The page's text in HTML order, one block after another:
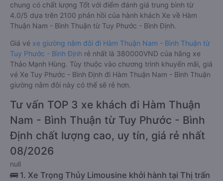
chung có chất lượng Tốt với điểm đánh giá trung bình từ
4.0/5 dựa trên 2100 phản hồi của hành khách Xe về Hàm
Thuận Nam - Bình Thuận từ Tuy Phước - Bình Định.
Giá vé xe giường nằm đôi đi Hàm Thuận Nam - Bình Thuận từ
Tuy Phước - Bình Định rẻ nhất là 380000VND của hãng xe
Thảo Mạnh Hùng. Tùy thuộc vào chương trình khuyến mãi, giá
vé Xe Tuy Phước - Bình Định đi Hàm Thuận Nam - Bình Thuận
giường nằm đôi này có thể sẽ rẻ hơn.
Tư vấn TOP 3 xe khách đi Hàm Thuận
Nam - Bình Thuận từ Tuy Phước - Bình
Định chất lượng cao, uy tín, giá rẻ nhất
08/2026
null
🚌 1. Xe Trọng Thủy Limousine khởi hành tại Thị trấn